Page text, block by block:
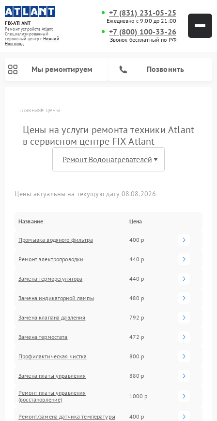
FIX-ATLANT
Ремонт устройств Atlant
Специализированный
cервисный центр г.Нижний
Новгород
+7 (831) 231-05-25
Ежедневно с 9:00 до 21:00
+7 (800) 100-33-26
Звонок бесплатный по РФ
Мы ремонтируем Позвонить
главная цены
Цены на услуги ремонта техники Atlant
в сервисном центре FIX-Atlant
Цены актуальны на текущую дату 08.08.2026
Название Цена
Промывка водяного фильтра 400 р
Ремонт электропроводки 440 р
Замена терморегулятора 440 р
Замена индикаторной лампы 480 р
Замена клапана давления 792 р
Замена термостата 472 р
Профилактическая чистка 800 р
Замена платы управления 880 р
Ремонт платы управления
(восстановление)
1000 р
Ремонт/замена датчика температуры 400 р